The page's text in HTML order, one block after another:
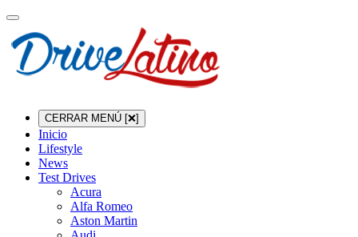
CERRAR MENÚ [❌]
Inicio
Lifestyle
News
Test Drives
Acura
Alfa Romeo
Aston Martin